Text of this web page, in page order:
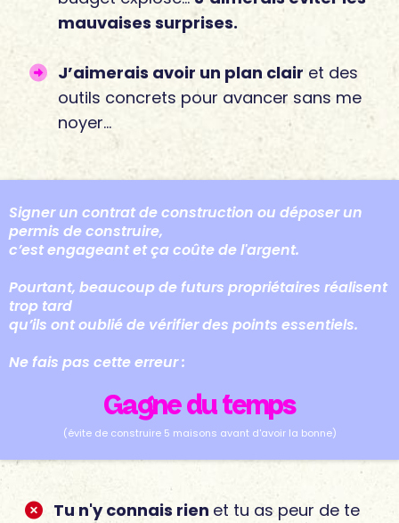
mauvaises surprises.
J’aimerais avoir un plan clair et des
outils concrets pour avancer sans me
noyer...
Signer un contrat de construction ou déposer un
permis de construire,
c’est engageant et ça coûte de l'argent.
Pourtant, beaucoup de futurs propriétaires réalisent
trop tard
qu’ils ont oublié de vérifier des points essentiels.
Ne fais pas cette erreur :
Gagne du temps
(évite de construire 5 maisons avant d'avoir la bonne)
Tu n'y connais rien et tu as peur de te